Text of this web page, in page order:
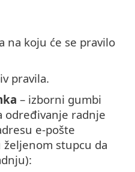
na koju će se pravilo
pravila.
– izborni gumbi
određivanje radnje
e-pošte
stupcu da